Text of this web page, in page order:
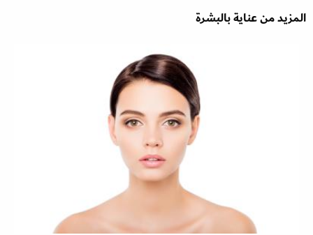
المزيد من عناية بالبشرة